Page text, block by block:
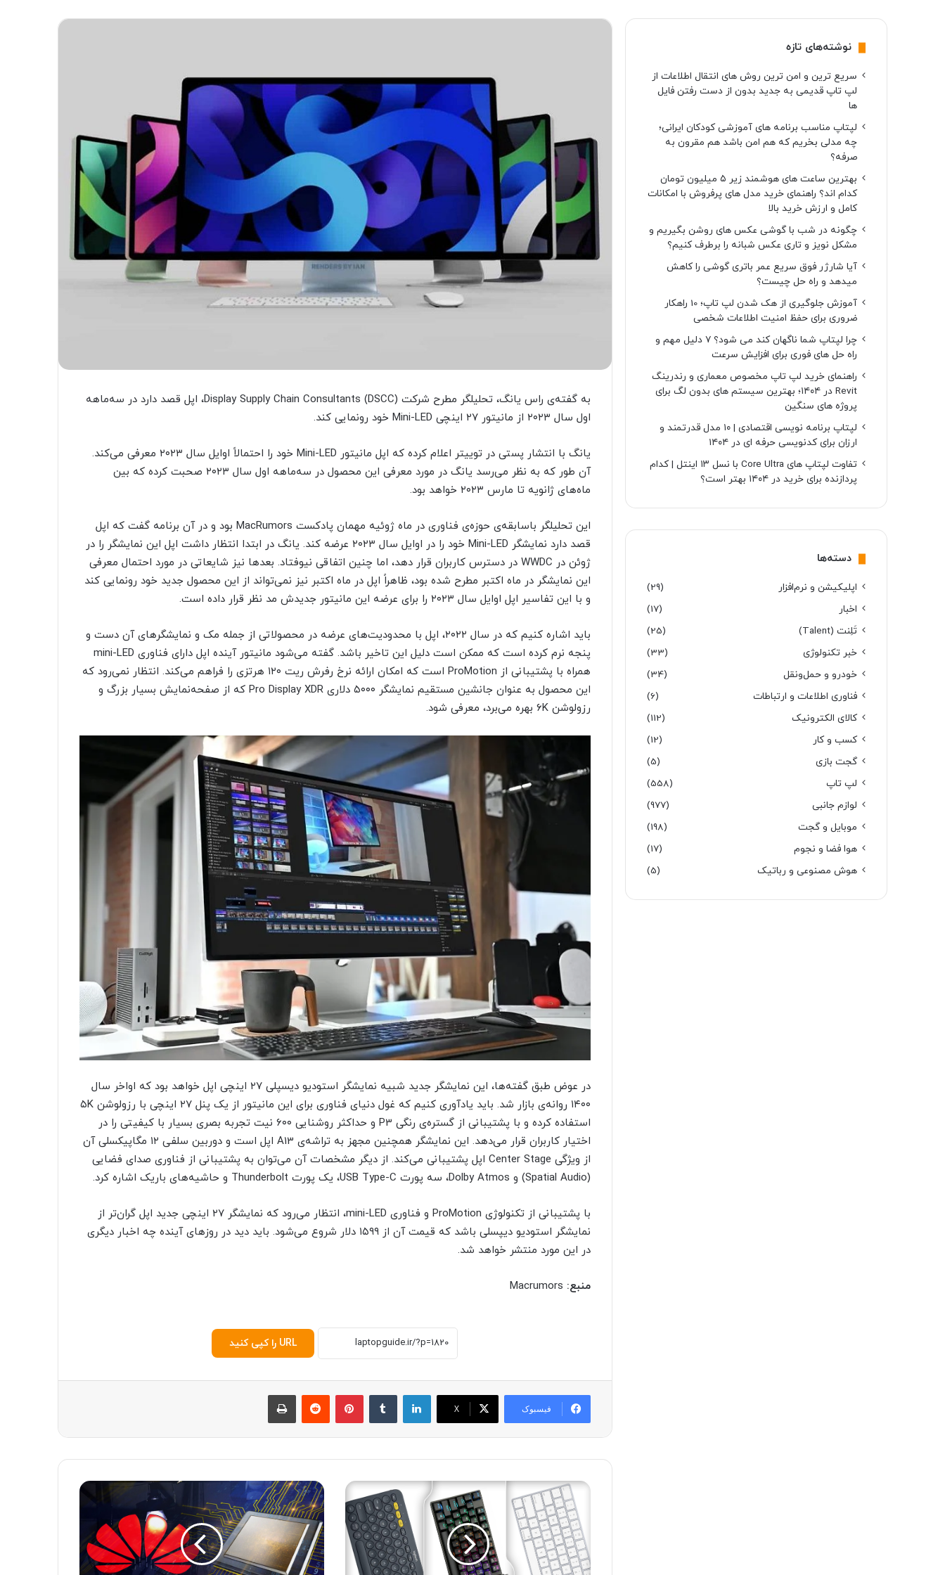
به گفته‌ی راس یانگ، تحلیلگر مطرح شرکت Display Supply Chain Consultants (DSCC)، اپل قصد دارد در سه‌ماهه
اول سال ۲۰۲۳ از مانیتور ۲۷ اینچی Mini-LED خود رونمایی کند.
یانگ با انتشار پستی در توییتر اعلام کرده که اپل مانیتور Mini-LED خود را احتمالاً اوایل سال ۲۰۲۳ معرفی می‌کند.
آن طور که به نظر می‌رسد یانگ در مورد معرفی این محصول در سه‌ماهه اول سال ۲۰۲۳ صحبت کرده که بین
ماه‌های ژانویه تا مارس ۲۰۲۳ خواهد بود.
این تحلیلگر باسابقه‌ی حوزه‌ی فناوری در ماه ژوئیه مهمان پادکست MacRumors بود و در آن برنامه گفت که اپل
قصد دارد نمایشگر Mini-LED خود را در اوایل سال ۲۰۲۳ عرضه کند. یانگ در ابتدا انتظار داشت اپل این نمایشگر را در
ژوئن در WWDC در دسترس کاربران قرار دهد، اما چنین اتفاقی نیوفتاد. بعدها نیز شایعاتی در مورد احتمال معرفی
این نمایشگر در ماه اکتبر مطرح شده بود، ظاهراً اپل در ماه اکتبر نیز نمی‌تواند از این محصول جدید خود رونمایی کند
و با این تفاسیر اپل اوایل سال ۲۰۲۳ را برای عرضه این مانیتور جدیدش مد نظر قرار داده است.
باید اشاره کنیم که در سال ۲۰۲۲، اپل با محدودیت‌های عرضه در محصولاتی از جمله مک و نمایشگرهای آن دست و
پنجه نرم کرده است که ممکن است دلیل این تاخیر باشد. گفته می‌شود مانیتور آینده اپل دارای فناوری mini-LED
همراه با پشتیبانی از ProMotion است که امکان ارائه نرخ رفرش ریت ۱۲۰ هرتزی را فراهم می‌کند. انتظار نمی‌رود که
این محصول به عنوان جانشین مستقیم نمایشگر ۵۰۰۰ دلاری Pro Display XDR که از صفحه‌نمایش بسیار بزرگ و
رزولوشن ۶K بهره می‌برد، معرفی شود.
در عوض طبق گفته‌ها، این نمایشگر جدید شبیه نمایشگر استودیو دیسپلی ۲۷ اینچی اپل خواهد بود که اواخر سال
۱۴۰۰ روانه‌ی بازار شد. باید یادآوری کنیم که غول دنیای فناوری برای این مانیتور از یک پنل ۲۷ اینچی با رزولوشن ۵K
استفاده کرده و با پشتیبانی از گستره‌ی رنگی P3 و حداکثر روشنایی ۶۰۰ نیت تجربه بصری بسیار با کیفیتی را در
اختیار کاربران قرار می‌دهد. این نمایشگر همچنین مجهز به تراشه‌ی A13 اپل است و دوربین سلفی ۱۲ مگاپیکسلی آن
از ویژگی Center Stage اپل پشتیبانی می‌کند. از دیگر مشخصات آن می‌توان به پشتیبانی از فناوری صدای فضایی
(Spatial Audio) و Dolby Atmos، سه پورت USB Type-C، یک پورت Thunderbolt و حاشیه‌های باریک اشاره کرد.
با پشتیبانی از تکنولوژی ProMotion و فناوری mini-LED، انتظار می‌رود که نمایشگر ۲۷ اینچی جدید اپل گران‌تر از
نمایشگر استودیو دیپسلی باشد که قیمت آن از ۱۵۹۹ دلار شروع می‌شود. باید دید در روزهای آینده چه اخبار دیگری
در این مورد منتشر خواهد شد.
منبع: Macrumors
URL را کپی کنید
فیسبوک X
لینکدین پینترست ‫رددیت
۱
ب
و
ه
و
و
ی
چ
نوشته‌های تازه
سریع ترین و امن ترین روش های انتقال اطلاعات از
لپ تاپ قدیمی به جدید بدون از دست رفتن فایل
ها
لپتاپ مناسب برنامه های آموزشی کودکان ایرانی؛
چه مدلی بخریم که هم امن باشد هم مقرون به
صرفه؟
بهترین ساعت های هوشمند زیر ۵ میلیون تومان
کدام اند؟ راهنمای خرید مدل های پرفروش با امکانات
کامل و ارزش خرید بالا
چگونه در شب با گوشی عکس های روشن بگیریم و
مشکل نویز و تاری عکس شبانه را برطرف کنیم؟
آیا شارژر فوق سریع عمر باتری گوشی را کاهش
میدهد و راه حل چیست؟
آموزش جلوگیری از هک شدن لپ تاپ؛ 10 راهکار
ضروری برای حفظ امنیت اطلاعات شخصی
چرا لپتاپ شما ناگهان کند می شود؟ ۷ دلیل مهم و
راه حل های فوری برای افزایش سرعت
راهنمای خرید لپ تاپ مخصوص معماری و رندرینگ
Revit در ۱۴۰۴؛ بهترین سیستم های بدون لگ برای
پروژه های سنگین
لپتاپ برنامه نویسی اقتصادی | ۱۰ مدل قدرتمند و
ارزان برای کدنویسی حرفه ای در ۱۴۰۴
تفاوت لپتاپ های Core Ultra با نسل ۱۳ اینتل | کدام
پردازنده برای خرید در ۱۴۰۴ بهتر است؟
دسته‌ها
اپلیکیشن و نرم‌افزار
(29)
اخبار
(17)
تَلِنت (Talent)
(25)
خبر تکنولوژی
(33)
خودرو و حمل‌و‌نقل
(34)
فناوری اطلاعات و ارتباطات
(6)
کالای الکترونیک
(112)
کسب و کار
(12)
گجت بازی
(5)
لپ تاپ
(558)
لوازم جانبی
(977)
موبایل و گجت
(198)
هوا فضا و نجوم
(17)
هوش مصنوعی و رباتیک
(5)